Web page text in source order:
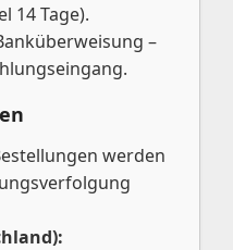
14 Tage).
–
werden